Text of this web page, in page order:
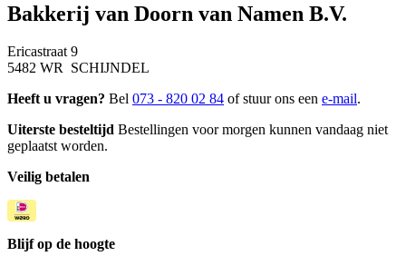
Bakkerij van Doorn van Namen B.V.
Ericastraat 9
5482 WR SCHIJNDEL
Heeft u vragen? Bel 073 - 820 02 84 of stuur ons een e-mail.
Uiterste besteltijd Bestellingen voor morgen kunnen vandaag niet
geplaatst worden.
Veilig betalen
Blijf op de hoogte